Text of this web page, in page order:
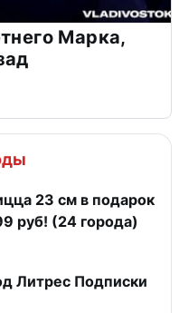
Марка,
23 см в подарок
руб! (24 города)
Литрес Подписки